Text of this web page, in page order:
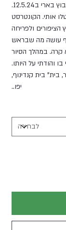
האיורים נוצרו בעקבות יומן מאויר מסיור בקיבוץ בארי ב12.5.24.
אותי. הקונטרסט
ולפריחה
עושה מה שבראש
קרה. במהלך הסיור
והודתי על היותו.
בית" בית קנדינוף,
יפו..